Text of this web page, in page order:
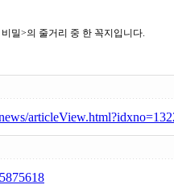
밀>의 줄거리 중 한 꼭지입니다.